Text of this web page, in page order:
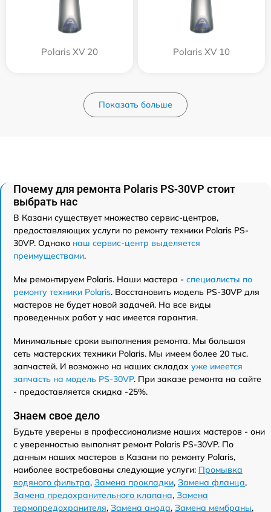
Polaris XV 20 Polaris XV 10
Показать больше
Почему для ремонта Polaris PS-30VP стоит
выбрать нас
В Казани существует множество сервис-центров,
предоставляющих услуги по ремонту техники Polaris PS-
30VP. Однако наш сервис-центр выделяется
преимуществами.
Мы ремонтируем Polaris. Наши мастера - специалисты по
ремонту техники Polaris. Восстановить модель PS-30VP для
мастеров не будет новой задачей. На все виды
проведенных работ у нас имеется гарантия.
Минимальные сроки выполнения ремонта. Мы большая
сеть мастерских техники Polaris. Мы имеем более 20 тыс.
запчастей. И возможно на наших складах уже имеется
запчасть на модель PS-30VP. При заказе ремонта на сайте
- предоставляется скидка -25%.
Знаем свое дело
Будьте уверены в профессионализме наших мастеров - они
с уверенностью выполнят ремонт Polaris PS-30VP. По
данным наших мастеров в Казани по ремонту Polaris,
наиболее востребованы следующие услуги: Промывка
водяного фильтра, Замена прокладки, Замена фланца,
Замена предохранительного клапана, Замена
термопредохранителя, Замена анода, Замена мембраны,